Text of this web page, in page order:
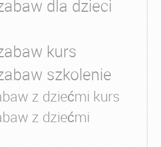
dla dzieci
kurs
szkolenie
z dziećmi kurs
z dziećmi